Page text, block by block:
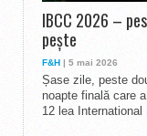
IBCC 2026 –
pește
F&H | 5 mai 2026
Șase zile, peste
noapte finală care
12 lea International